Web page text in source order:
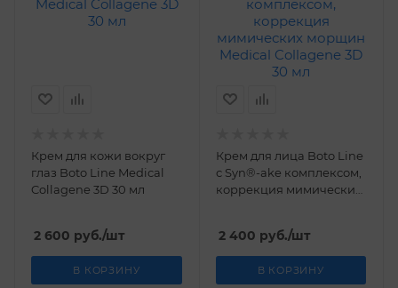
Крем для кожи вокруг
глаз Boto Line Medical
Collagene 3D 30 мл
2 600 руб./шт
В КОРЗИНУ
Крем для лица Boto Line
с Syn®-ake комплексом,
коррекция мимических
2 400 руб./шт
В КОРЗИНУ